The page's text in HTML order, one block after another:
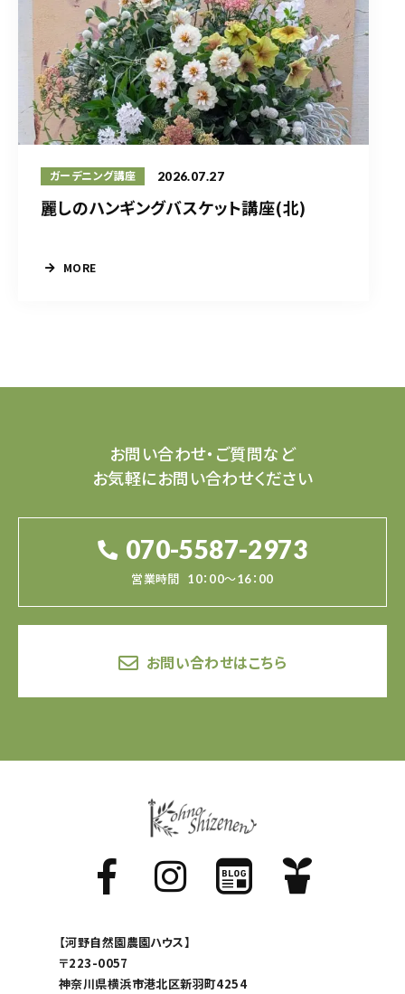
ガーデニング講座 2026.07.27
麗しのハンギングバスケット講座(北)
MORE
お問い合わせ・ご質問など
お気軽にお問い合わせください
070-5587-2973
営業時間 10：00～16：00
お問い合わせはこちら
【河野自然園農園ハウス】
〒223-0057
神奈川県横浜市港北区新羽町4254